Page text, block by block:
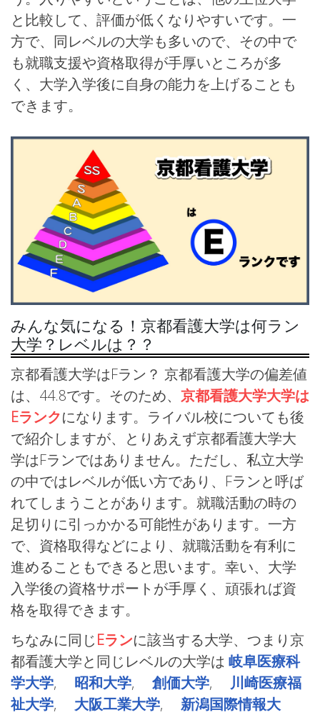
と比較して、評価が低くなりやすいです。一
方で、同レベルの大学も多いので、その中で
も就職支援や資格取得が手厚いところが多
く、大学入学後に自身の能力を上げることも
できます。
みんな気になる！京都看護大学は何ラン
大学？レベルは？？
京都看護大学はFラン？ 京都看護大学の偏差値
は、44.8です。そのため、 京都看護大学大学は
Eランクになります。ライバル校についても後
で紹介しますが、とりあえず京都看護大学大
学はFランではありません。ただし、私立大学
の中ではレベルが低い方であり、Fランと呼ば
れてしまうことがあります。就職活動の時の
足切りに引っかかる可能性があります。一方
で、資格取得などにより、就職活動を有利に
進めることもできると思います。幸い、大学
入学後の資格サポートが手厚く、頑張れば資
格を取得できます。
ちなみに同じEランに該当する大学、つまり京
都看護大学と同じレベルの大学は 岐阜医療科
学大学, 昭和大学, 創価大学, 川崎医療福
祉大学, 大阪工業大学, 新潟国際情報大